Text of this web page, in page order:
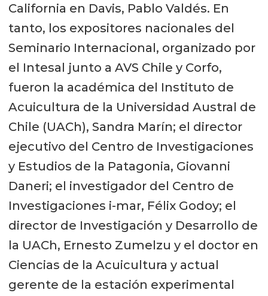
California en Davis, Pablo Valdés. En
tanto, los expositores nacionales del
Seminario Internacional, organizado por
el Intesal junto a AVS Chile y Corfo,
fueron la académica del Instituto de
Acuicultura de la Universidad Austral de
Chile (UACh), Sandra Marín; el director
ejecutivo del Centro de Investigaciones
y Estudios de la Patagonia, Giovanni
Daneri; el investigador del Centro de
Investigaciones i-mar, Félix Godoy; el
director de Investigación y Desarrollo de
la UACh, Ernesto Zumelzu y el doctor en
Ciencias de la Acuicultura y actual
gerente de la estación experimental